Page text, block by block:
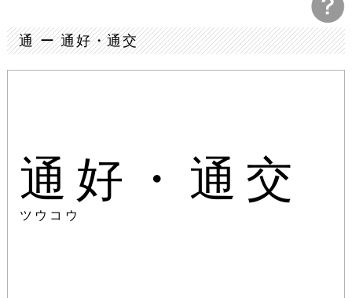
通 ー 通好・通交
通好・通交
ツウコウ